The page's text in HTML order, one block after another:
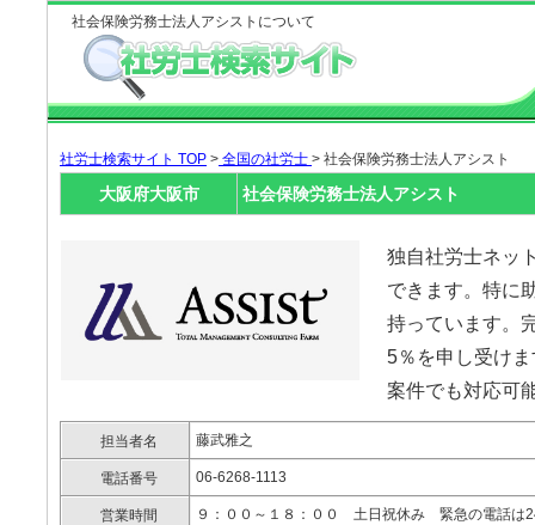
社会保険労務士法人アシストについて
社労士検索サイト TOP > 全国の社労士 > 社会保険労務士法人アシスト
大阪府大阪市 社会保険労務士法人アシスト
独自社労士ネッ
できます。特に
持っています。
5％を申し受け
案件でも対応可
担当者名 藤武雅之
電話番号 06-6268-1113
営業時間 ９：００～１８：００ 土日祝休み 緊急の電話は